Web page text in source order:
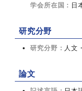
学会所在国： 日
研究分野
研究分野： 人文
論文